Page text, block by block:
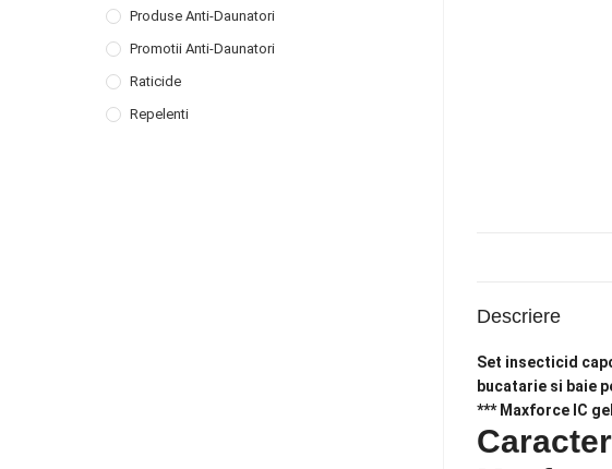
Descriere
Set insecticid
bucatarie si baie
*** Maxforce IC
Produse Anti-Daunatori
Promotii Anti-Daunatori
Raticide
Repelenti